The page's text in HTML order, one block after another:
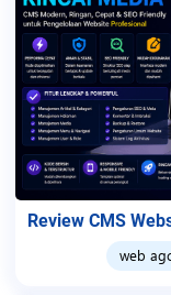
Review CMS
web